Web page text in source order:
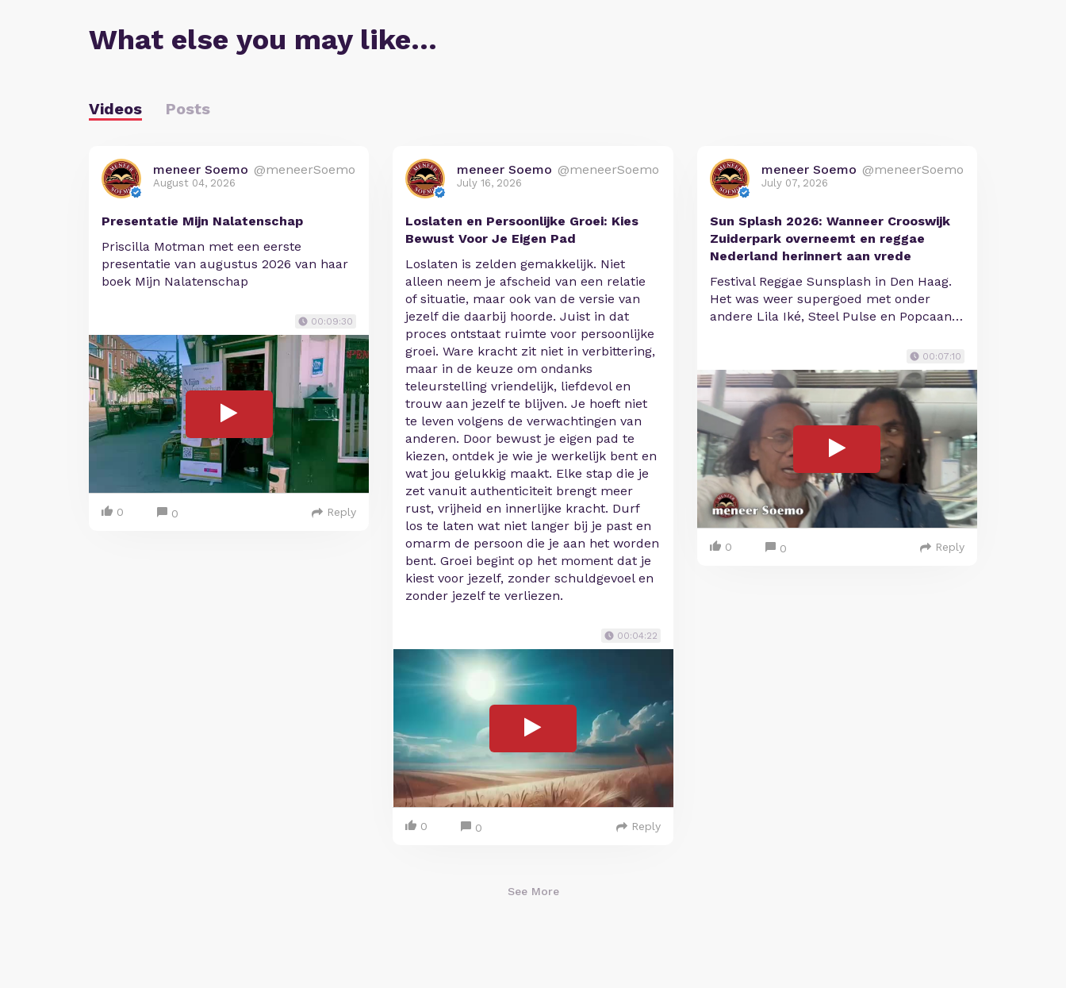
What else you may like…
Videos Posts
meneer Soemo @meneerSoemo
August 04, 2026
Presentatie Mijn Nalatenschap
Priscilla Motman met een eerste
presentatie van augustus 2026 van haar
boek Mijn Nalatenschap
00:09:30
0 0 Reply
meneer Soemo @meneerSoemo
July 16, 2026
Loslaten en Persoonlijke Groei: Kies
Bewust Voor Je Eigen Pad
Loslaten is zelden gemakkelijk. Niet
alleen neem je afscheid van een relatie
of situatie, maar ook van de versie van
jezelf die daarbij hoorde. Juist in dat
proces ontstaat ruimte voor persoonlijke
groei. Ware kracht zit niet in verbittering,
maar in de keuze om ondanks
teleurstelling vriendelijk, liefdevol en
trouw aan jezelf te blijven. Je hoeft niet
te leven volgens de verwachtingen van
anderen. Door bewust je eigen pad te
kiezen, ontdek je wie je werkelijk bent en
wat jou gelukkig maakt. Elke stap die je
zet vanuit authenticiteit brengt meer
rust, vrijheid en innerlijke kracht. Durf
los te laten wat niet langer bij je past en
omarm de persoon die je aan het worden
bent. Groei begint op het moment dat je
kiest voor jezelf, zonder schuldgevoel en
zonder jezelf te verliezen.
00:04:22
0 0 Reply
meneer Soemo @meneerSoemo
July 07, 2026
Sun Splash 2026: Wanneer Crooswijk
Zuiderpark overneemt en reggae
Nederland herinnert aan vrede
Festival Reggae Sunsplash in Den Haag.
Het was weer supergoed met onder
andere Lila Iké, Steel Pulse en Popcaan…
00:07:10
0 0 Reply
See More